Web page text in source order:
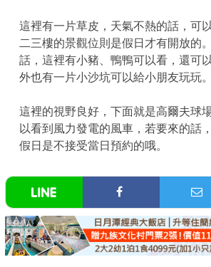
這裡有一片草皮，天氣不熱的話，可
二三樓的景觀位則是假日才有開放的
話，這裡有小豬、鴨鴨可以看，還可
外也有一片小沙坑可以給小朋友玩玩。
這裡的視野良好，下面就是高爾夫球
以看到風力發電的風車，若要來的話
假日是不接受當日預約的哦。